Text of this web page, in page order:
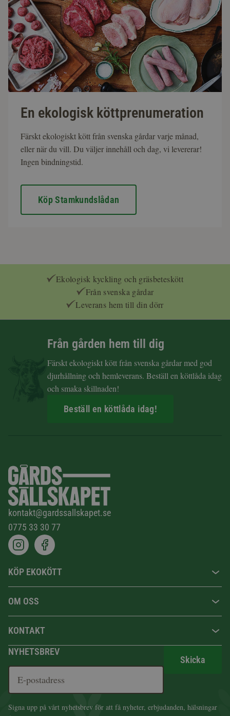
En ekologisk köttprenumeration
Färskt ekologiskt kött från svenska gårdar varje månad,
eller när du vill. Du väljer innehåll och dag, vi levererar!
Ingen bindningstid.
Köp Stamkundslådan
Ekologisk kyckling och gräsbeteskött
Från svenska gårdar
Leverans hem till din dörr
Från gården hem till dig
Färskt ekologiskt kött från svenska gårdar med god
djurhållning och hemleverans. Beställ en köttlåda idag
och smaka skillnaden!
Beställ en köttlåda idag!
kontakt@gardssallskapet.se
0775 33 30 77
KÖP EKOKÖTT
OM OSS
KONTAKT
NYHETSBREV
Skicka
Signa upp på vårt nyhetsbrev för att få nyheter, erbjudanden, hälsningar